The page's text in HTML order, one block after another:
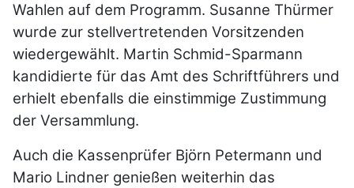
Wahlen auf dem Programm. Susanne Thürmer
wurde zur stellvertretenden Vorsitzenden
wiedergewählt. Martin Schmid-Sparmann
kandidierte für das Amt des Schriftführers und
erhielt ebenfalls die einstimmige Zustimmung
der Versammlung.
Auch die Kassenprüfer Björn Petermann und
Mario Lindner genießen weiterhin das